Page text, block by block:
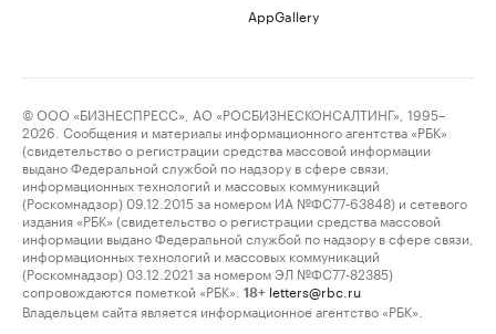
AppGallery
© ООО «БИЗНЕСПРЕСС», АО «РОСБИЗНЕСКОНСАЛТИНГ», 1995–
2026. Сообщения и материалы информационного агентства «РБК»
(свидетельство о регистрации средства массовой информации
выдано Федеральной службой по надзору в сфере связи,
информационных технологий и массовых коммуникаций
(Роскомнадзор) 09.12.2015 за номером ИА №ФС77-63848) и сетевого
издания «РБК» (свидетельство о регистрации средства массовой
информации выдано Федеральной службой по надзору в сфере связи,
информационных технологий и массовых коммуникаций
(Роскомнадзор) 03.12.2021 за номером ЭЛ №ФС77-82385)
сопровождаются пометкой «РБК».
18+ letters@rbc.ru
Владельцем сайта является информационное агентство «РБК».